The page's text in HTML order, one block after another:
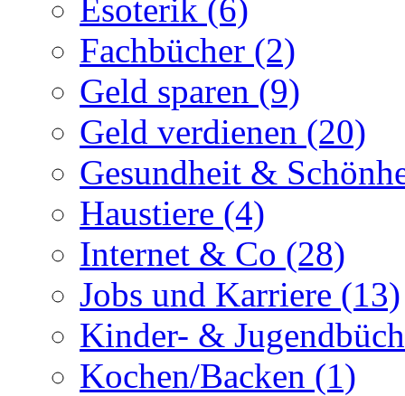
Esoterik (6)
Fachbücher (2)
Geld sparen (9)
Geld verdienen (20)
Gesundheit &
Haustiere (4)
Internet & Co (28)
Jobs und Karriere (13)
Kinder- &
Kochen/Backen (1)